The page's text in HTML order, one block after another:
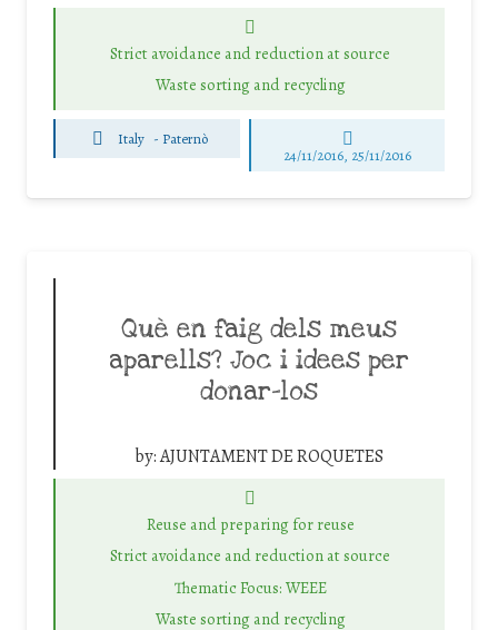
Strict avoidance and reduction at source
Waste sorting and recycling
Italy - Paternò
24/11/2016, 25/11/2016
Què en faig dels meus
aparells? Joc i idees per
donar-los
by:AJUNTAMENT DE ROQUETES
Reuse and preparing for reuse
Strict avoidance and reduction at source
Thematic Focus: WEEE
Waste sorting and recycling